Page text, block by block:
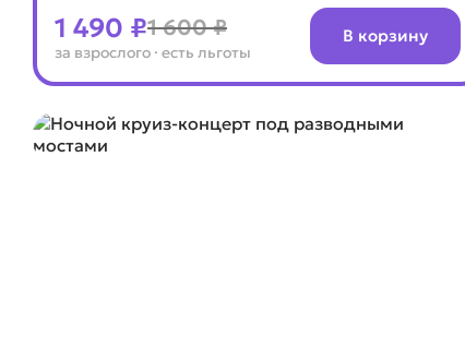
1 490 ₽1 600 ₽
за взрослого · есть льготы
В корзину